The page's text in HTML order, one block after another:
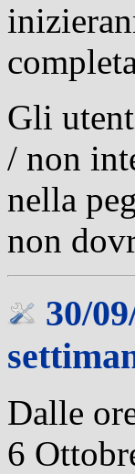
Gli
/ non
nella
non
30/
Dalle
6